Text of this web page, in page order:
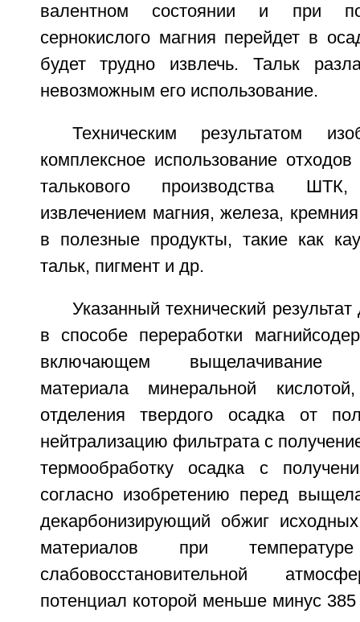
валентном состоянии и при
сернокислого магния перейдет в
будет трудно извлечь. Тальк
невозможным его использование.
Техническим результатом
комплексное использование
талькового производства
извлечением магния, железа,
в полезные продукты, такие как
тальк, пигмент и др.
Указанный технический результат
в способе переработки
включающем выщелачивание
материала минеральной
отделения твердого осадка от
нейтрализацию фильтрата с
термообработку осадка с
согласно изобретению перед
декарбонизирующий обжиг
материалов при
слабовосстановительной
потенциал которой меньше минус